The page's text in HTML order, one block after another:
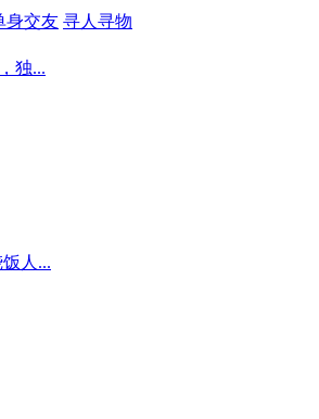
身交友 寻人寻物
独...
人...